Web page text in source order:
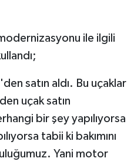
ile ilgili
satın aldı. Bu uçaklar
uçak satın
bir şey yapılıyorsa
tabii ki bakımını
Yani motor